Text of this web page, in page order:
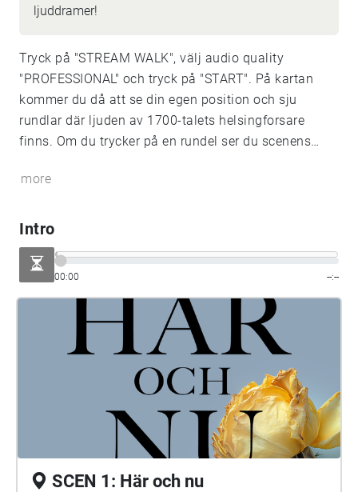
ljuddramer!
Tryck på "STREAM WALK", välj audio quality
"PROFESSIONAL" och tryck på "START". På kartan
kommer du då att se din egen position och sju
rundlar där ljuden av 1700-talets helsingforsare
finns. Om du trycker på en rundel ser du scenens
innanför den gula porten mot Bulevarden. Om du har
inte kan ses på kartan. Sätt på dig hörlurar och kliv
in på gravgården 1710 - året då två tredjedelar av
Helsingfors befolkning dog i pest. Tidsresan
rekommenderas inte för barn under tio år.
more
Intro
00:00 --:--
SCEN 1: Här och nu